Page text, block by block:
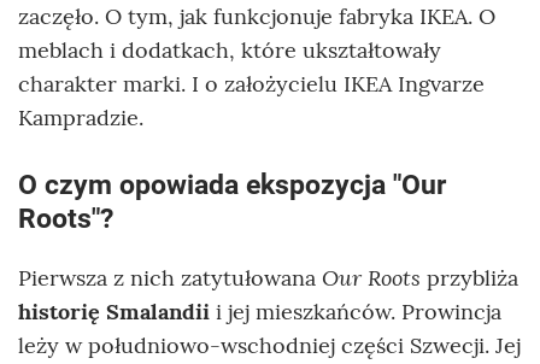
zaczęło. O tym, jak funkcjonuje fabryka IKEA. O
meblach i dodatkach, które ukształtowały
charakter marki. I o założycielu IKEA Ingvarze
Kampradzie.
O czym opowiada ekspozycja "Our
Roots"?
Pierwsza z nich zatytułowana Our Roots przybliża
historię Smalandii i jej mieszkańców. Prowincja
leży w południowo-wschodniej części Szwecji. Jej